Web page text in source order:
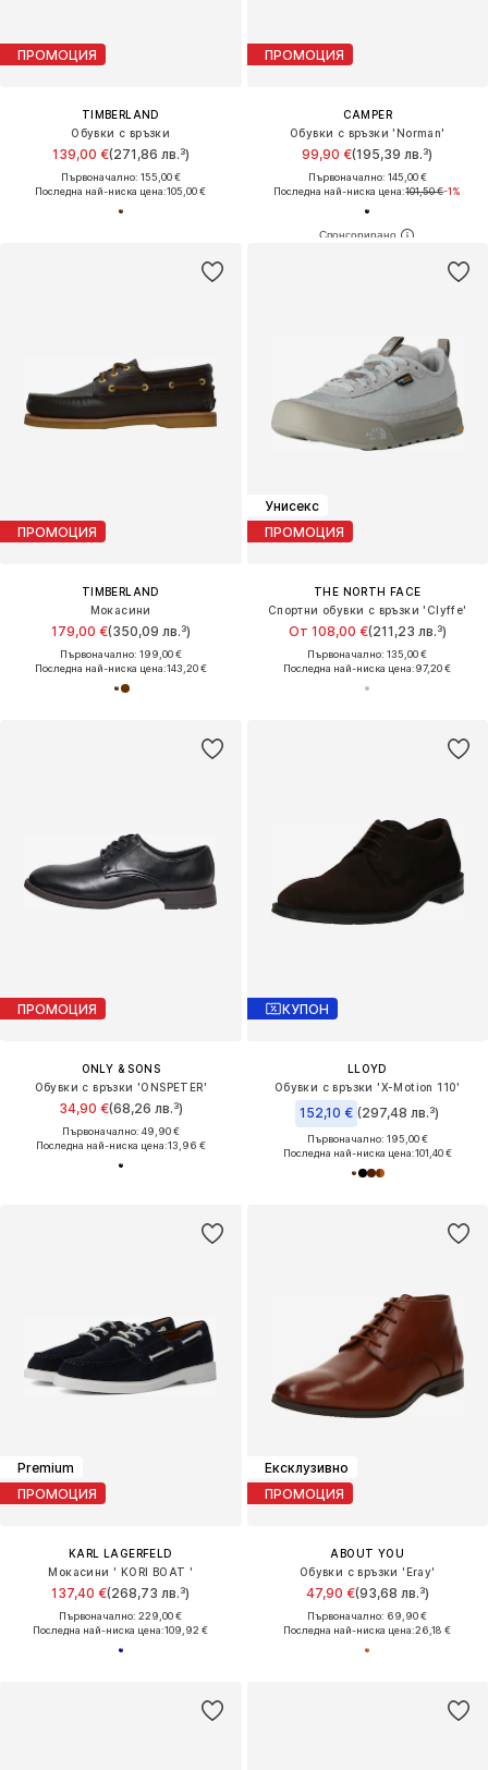
ПРОМОЦИЯ
TIMBERLAND
Обувки с връзки
139,00 €(271,86 лв.³)
Първоначално: 155,00 €
Последна най-ниска цена:105,00 €
ПРОМОЦИЯ
CAMPER
Обувки с връзки 'Norman'
99,90 €(195,39 лв.³)
Първоначално: 145,00 €
Последна най-ниска цена:101,50 €-1%
ПРОМОЦИЯ
TIMBERLAND
Мокасини
179,00 €(350,09 лв.³)
Първоначално: 199,00 €
Последна най-ниска цена:143,20 €
Унисекс
ПРОМОЦИЯ
THE NORTH FACE
Спортни обувки с връзки 'Clyffe'
От 108,00 €(211,23 лв.³)
Първоначално: 135,00 €
Последна най-ниска цена:97,20 €
ПРОМОЦИЯ
ONLY & SONS
Обувки с връзки 'ONSPETER'
34,90 €(68,26 лв.³)
Първоначално: 49,90 €
Последна най-ниска цена:13,96 €
КУПОН
LLOYD
Обувки с връзки 'X-Motion 110'
152,10 € (297,48 лв.³)
Първоначално: 195,00 €
Последна най-ниска цена:101,40 €
Premium
ПРОМОЦИЯ
KARL LAGERFELD
Мокасини ' KORI BOAT '
137,40 €(268,73 лв.³)
Първоначално: 229,00 €
Последна най-ниска цена:109,92 €
Ексклузивно
ПРОМОЦИЯ
ABOUT YOU
Обувки с връзки 'Eray'
47,90 €(93,68 лв.³)
Първоначално: 69,90 €
Последна най-ниска цена:26,18 €